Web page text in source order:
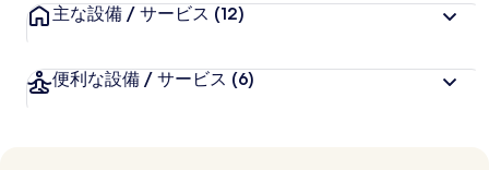
主な設備 / サービス (12)
便利な設備 / サービス (6)